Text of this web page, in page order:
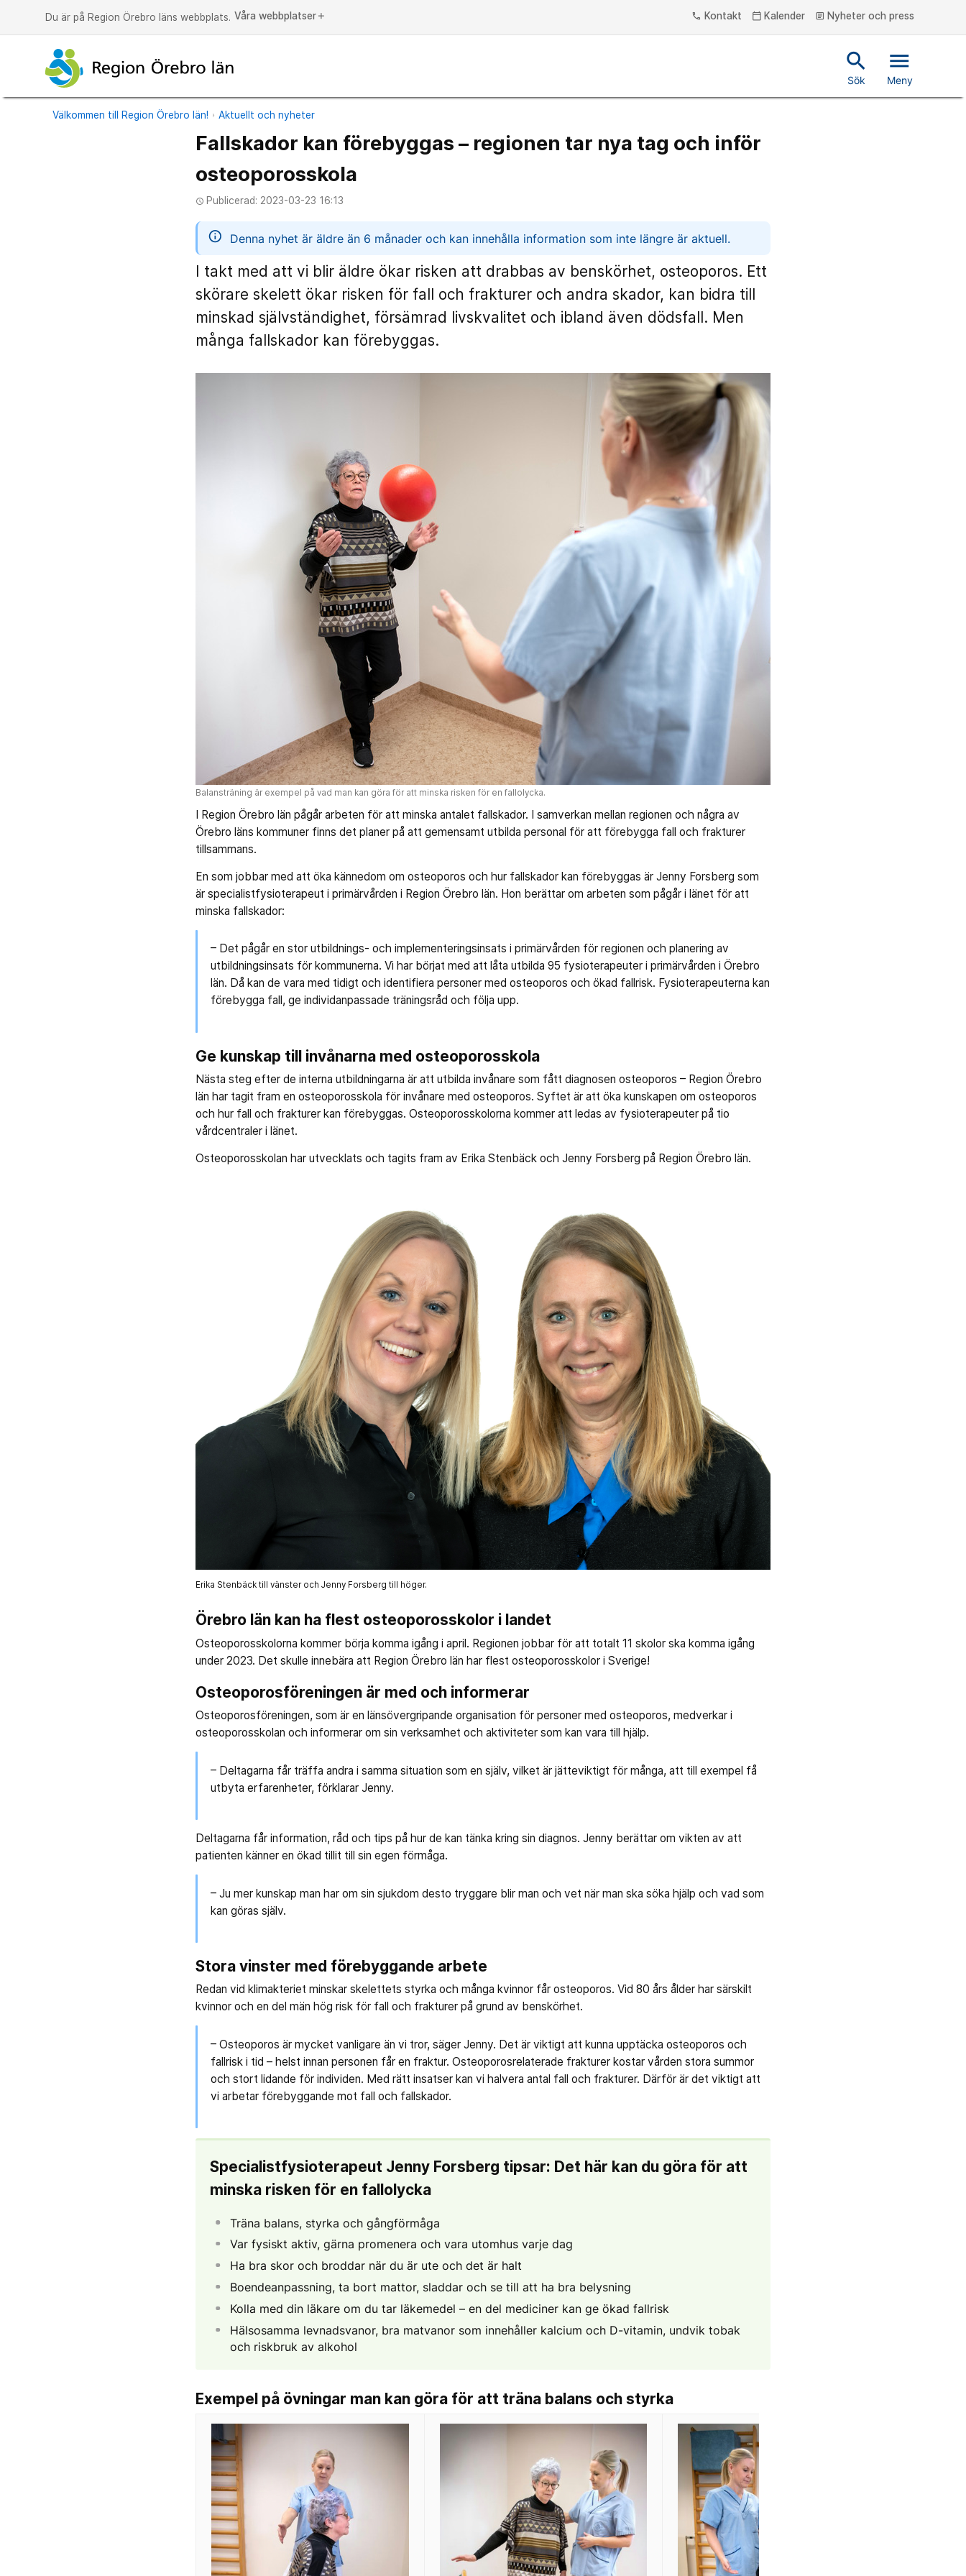
Du är på Region Örebro läns webbplats. Våra webbplatser add phone Kontakt calendar_today Kalender article Nyheter och press
search
Sök
menu
Meny
Välkommen till Region Örebro län! Aktuellt och nyheter
Fallskador kan förebyggas – regionen tar nya tag och inför
osteoporosskola
access_time Publicerad: 2023-03-23 16:13
information
Denna nyhet är äldre än 6 månader och kan innehålla information som inte längre är aktuell.
I takt med att vi blir äldre ökar risken att drabbas av benskörhet, osteoporos. Ett
skörare skelett ökar risken för fall och frakturer och andra skador, kan bidra till
minskad självständighet, försämrad livskvalitet och ibland även dödsfall. Men
många fallskador kan förebyggas.
Balansträning är exempel på vad man kan göra för att minska risken för en fallolycka.
I Region Örebro län pågår arbeten för att minska antalet fallskador. I samverkan mellan regionen och några av
Örebro läns kommuner finns det planer på att gemensamt utbilda personal för att förebygga fall och frakturer
tillsammans.
En som jobbar med att öka kännedom om osteoporos och hur fallskador kan förebyggas är Jenny Forsberg som
är specialistfysioterapeut i primärvården i Region Örebro län. Hon berättar om arbeten som pågår i länet för att
minska fallskador:
– Det pågår en stor utbildnings- och implementeringsinsats i primärvården för regionen och planering av
utbildningsinsats för kommunerna. Vi har börjat med att låta utbilda 95 fysioterapeuter i primärvården i Örebro
län. Då kan de vara med tidigt och identifiera personer med osteoporos och ökad fallrisk. Fysioterapeuterna kan
förebygga fall, ge individanpassade träningsråd och följa upp.
Ge kunskap till invånarna med osteoporosskola
Nästa steg efter de interna utbildningarna är att utbilda invånare som fått diagnosen osteoporos – Region Örebro
län har tagit fram en osteoporosskola för invånare med osteoporos. Syftet är att öka kunskapen om osteoporos
och hur fall och frakturer kan förebyggas. Osteoporosskolorna kommer att ledas av fysioterapeuter på tio
vårdcentraler i länet.
Osteoporosskolan har utvecklats och tagits fram av Erika Stenbäck och Jenny Forsberg på Region Örebro län.
Erika Stenbäck till vänster och Jenny Forsberg till höger.
Örebro län kan ha flest osteoporosskolor i landet
Osteoporosskolorna kommer börja komma igång i april. Regionen jobbar för att totalt 11 skolor ska komma igång
under 2023. Det skulle innebära att Region Örebro län har flest osteoporosskolor i Sverige!
Osteoporosföreningen är med och informerar
Osteoporosföreningen, som är en länsövergripande organisation för personer med osteoporos, medverkar i
osteoporosskolan och informerar om sin verksamhet och aktiviteter som kan vara till hjälp.
– Deltagarna får träffa andra i samma situation som en själv, vilket är jätteviktigt för många, att till exempel få
utbyta erfarenheter, förklarar Jenny.
Deltagarna får information, råd och tips på hur de kan tänka kring sin diagnos. Jenny berättar om vikten av att
patienten känner en ökad tillit till sin egen förmåga.
– Ju mer kunskap man har om sin sjukdom desto tryggare blir man och vet när man ska söka hjälp och vad som
kan göras själv.
Stora vinster med förebyggande arbete
Redan vid klimakteriet minskar skelettets styrka och många kvinnor får osteoporos. Vid 80 års ålder har särskilt
kvinnor och en del män hög risk för fall och frakturer på grund av benskörhet.
– Osteoporos är mycket vanligare än vi tror, säger Jenny. Det är viktigt att kunna upptäcka osteoporos och
fallrisk i tid – helst innan personen får en fraktur. Osteoporosrelaterade frakturer kostar vården stora summor
och stort lidande för individen. Med rätt insatser kan vi halvera antal fall och frakturer. Därför är det viktigt att
vi arbetar förebyggande mot fall och fallskador.
Specialistfysioterapeut Jenny Forsberg tipsar: Det här kan du göra för att
minska risken för en fallolycka
Träna balans, styrka och gångförmåga
Var fysiskt aktiv, gärna promenera och vara utomhus varje dag
Ha bra skor och broddar när du är ute och det är halt
Boendeanpassning, ta bort mattor, sladdar och se till att ha bra belysning
Kolla med din läkare om du tar läkemedel – en del mediciner kan ge ökad fallrisk
Hälsosamma levnadsvanor, bra matvanor som innehåller kalcium och D-vitamin, undvik tobak
och riskbruk av alkohol
Exempel på övningar man kan göra för att träna balans och styrka